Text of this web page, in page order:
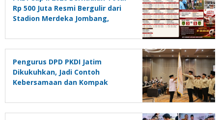
Rp 500 Juta Resmi Bergulir dari
Stadion Merdeka Jombang,
Silaturrahmi dan Media
Komunikasi Kades untuk
Memajukan Desa
Pengurus DPD PKDI Jatim
Dikukuhkan, Jadi Contoh
Kebersamaan dan Kompak